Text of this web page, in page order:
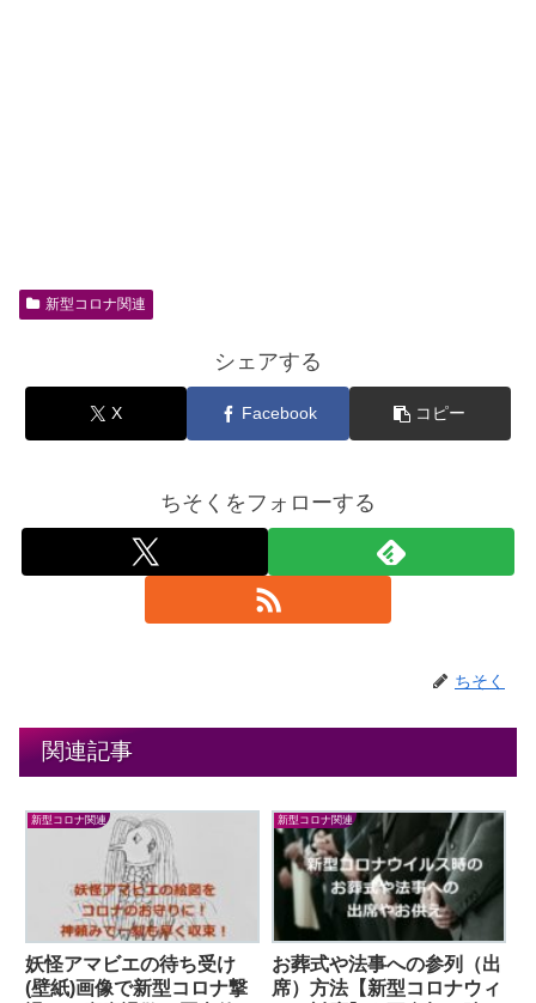
新型コロナ関連
シェアする
X Facebook コピー
ちそくをフォローする
ちそく
関連記事
新型コロナ関連
妖怪アマビエの待ち受け
(壁紙)画像で新型コロナ撃
新型コロナ関連
お葬式や法事への参列（出
席）方法【新型コロナウィ